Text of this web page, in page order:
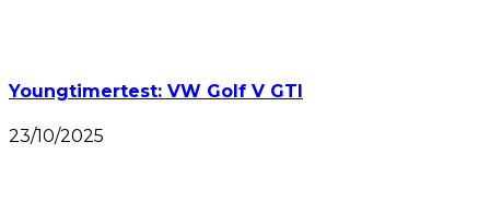
Youngtimertest: VW Golf V GTI
23/10/2025